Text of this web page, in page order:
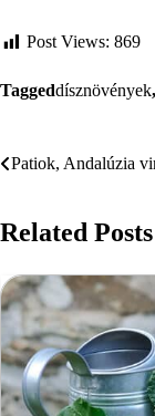
Post Views: 869
Taggeddísznövények,
Bejegyzés
Patiok, Andalúzia
Related Posts